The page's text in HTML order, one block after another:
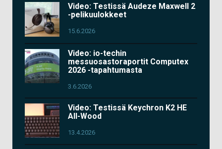
Video: Testissä Audeze Maxwell 2
-pelikuulokkeet
15.6.2026
Video: io-techin
messuosastoraportit Computex
2026 -tapahtumasta
3.6.2026
Video: Testissä Keychron K2 HE
All-Wood
13.4.2026